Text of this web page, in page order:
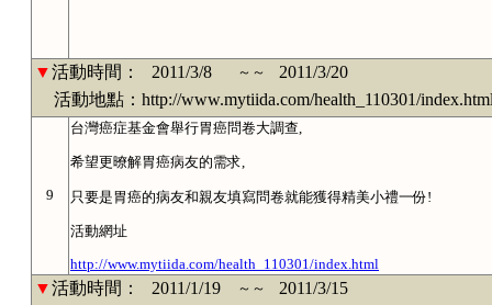
▼活動時間： 2011/3/8 ～～
2011/3/20
活動地點：http://www.mytiida.com/health_110301/
9
台灣癌症基金會舉行胃癌問卷大調查,
希望更暸解胃癌病友的需求,
只要是胃癌的病友和親友填寫問卷就能獲得精美小禮一份!
活動網址
http://www.mytiida.com/health_110301/index.html
▼活動時間： 2011/1/19 ～～
2011/3/15